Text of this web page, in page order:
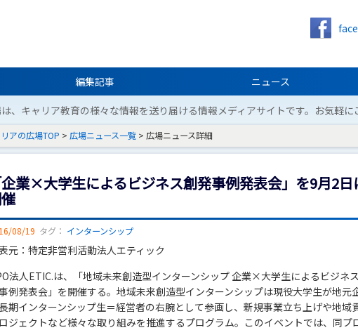
編集記事 ニュース
、キャリア教育の様々な情報を送り届ける情報メディアサイトです。お気軽に
アの広場TOP > 広場ニュース一覧 > 広場ニュース詳細
企業×大学生によるビジネス創発事例発表会」を9月2日
08/19 タグ： インターンシップ
元：特定非営利活動法人エティック
法人ETIC.は、「地域未来創造型インターンシップ 企業×大学生によるビジネ
例発表会」を開催する。地域未来創造型インターンシップは現役大学生が地元
期インターンシップ生＝経営者の右腕として参画し、新規事業立ち上げや地域
ジェクトなど様々な取り組みを推進するプログラム。このイベントでは、同プ